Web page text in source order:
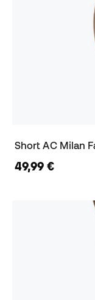
Short AC Milan
49,99 €